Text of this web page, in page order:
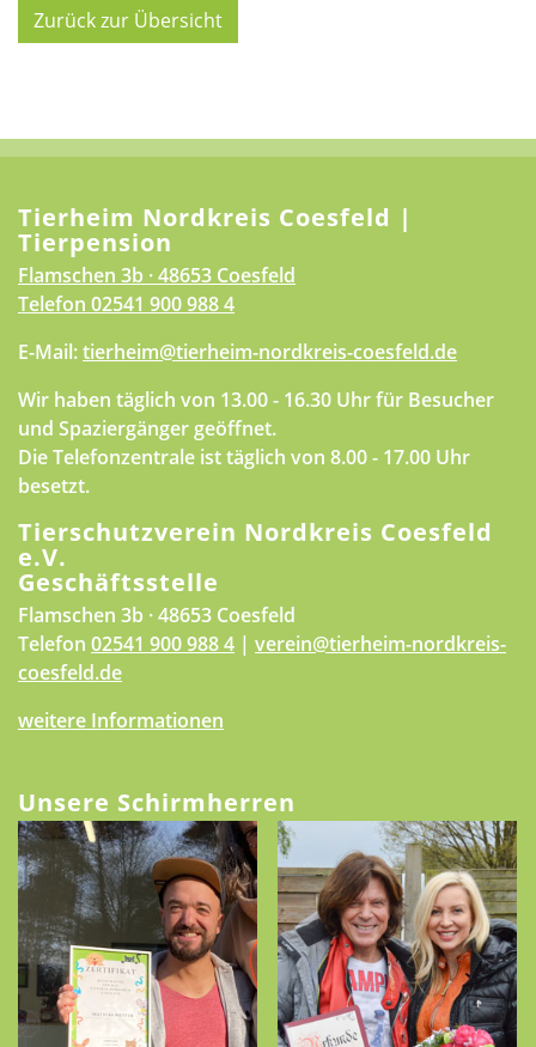
Zurück zur Übersicht
Tierheim Nordkreis Coesfeld |
Tierpension
Flamschen 3b · 48653 Coesfeld
Telefon 02541 900 988 4
E-Mail:tierheim@tierheim-nordkreis-coesfeld.de
Wir haben täglich von 13.00 - 16.30 Uhr für Besucher
und Spaziergänger geöffnet.
Die Telefonzentrale ist täglich von 8.00 - 17.00 Uhr
besetzt.
Tierschutzverein Nordkreis Coesfeld
e.V.
Geschäftsstelle
Flamschen 3b · 48653 Coesfeld
Telefon 02541 900 988 4 | verein@tierheim-nordkreis-
coesfeld.de
weitere Informationen
Unsere Schirmherren